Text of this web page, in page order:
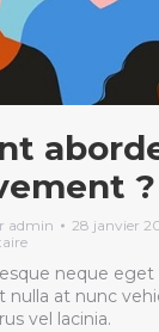
?
admin
28 janvier
neque
nulla at nunc
vel lacinia.